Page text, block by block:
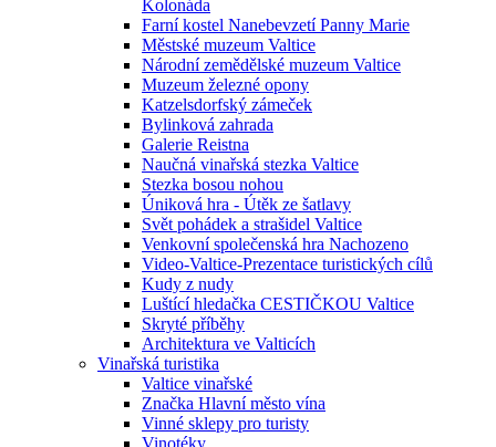
Kolonáda
Farní kostel Nanebevzetí Panny Marie
Městské muzeum Valtice
Národní zemědělské muzeum Valtice
Muzeum železné opony
Katzelsdorfský zámeček
Bylinková zahrada
Galerie Reistna
Naučná vinařská stezka Valtice
Stezka bosou nohou
Úniková hra - Útěk ze šatlavy
Svět pohádek a strašidel Valtice
Venkovní společenská hra Nachozeno
Video-Valtice-Prezentace turistických cílů
Kudy z nudy
Luštící hledačka CESTIČKOU Valtice
Skryté příběhy
Architektura ve Valticích
Vinařská turistika
Valtice vinařské
Značka Hlavní město vína
Vinné sklepy pro turisty
Vinotéky